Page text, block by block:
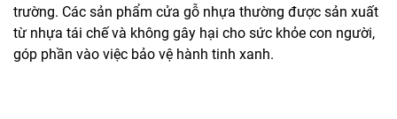
trường. Các sản phẩm cửa gỗ nhựa thường được sản xuất
từ nhựa tái chế và không gây hại cho sức khỏe con người,
góp phần vào việc bảo vệ hành tinh xanh.